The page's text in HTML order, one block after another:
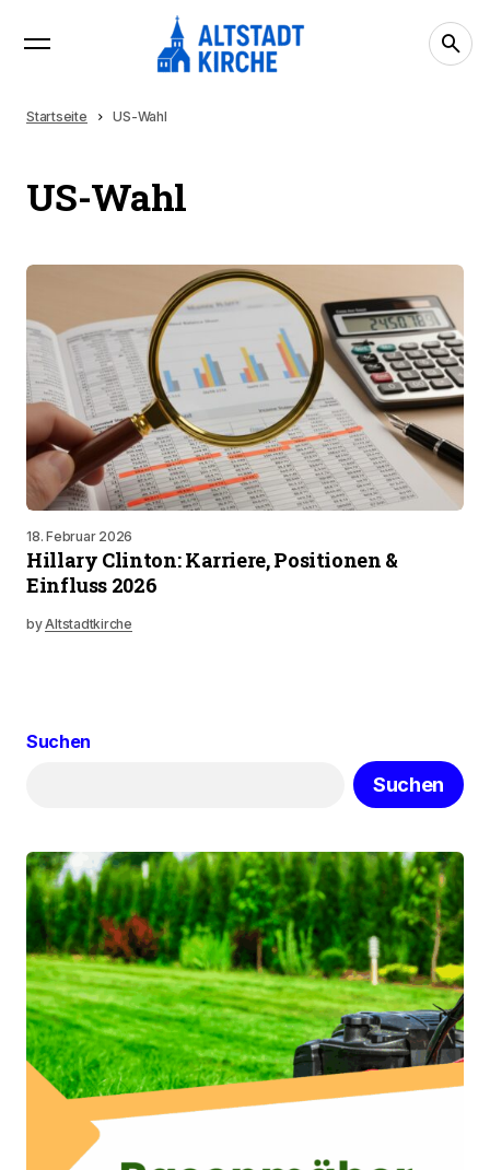
Startseite US-Wahl
US-Wahl
18. Februar 2026
Hillary Clinton: Karriere, Positionen &
Einfluss 2026
byAltstadtkirche
Suchen
Suchen